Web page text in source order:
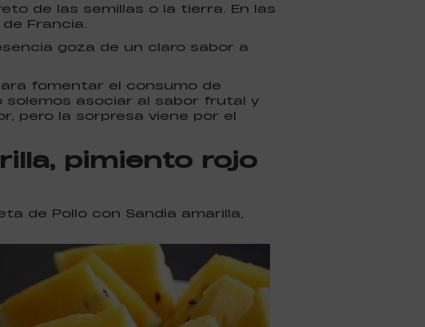
de las semillas o la tierra. En las
Francia.
goza de un claro sabor a
fomentar el consumo de
asociar al sabor frutal y
pero la sorpresa viene por el
pimiento rojo
de Pollo con Sandía amarilla,